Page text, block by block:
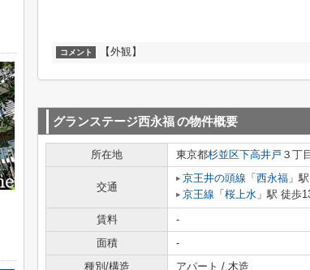
コメント 【外観】
グランステージ西永福の物件概要
所在地 東京都杉並区下高井戸 ３丁目
交通
京王井の頭線 「 西永福 」
京王線 「 桜上水 」駅 徒歩
賃料 -
面積
-
種別/構造
アパート / 木造